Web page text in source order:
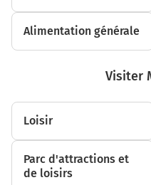
Alimentation générale
Visiter
Loisir
Parc d'attractions et
de loisirs